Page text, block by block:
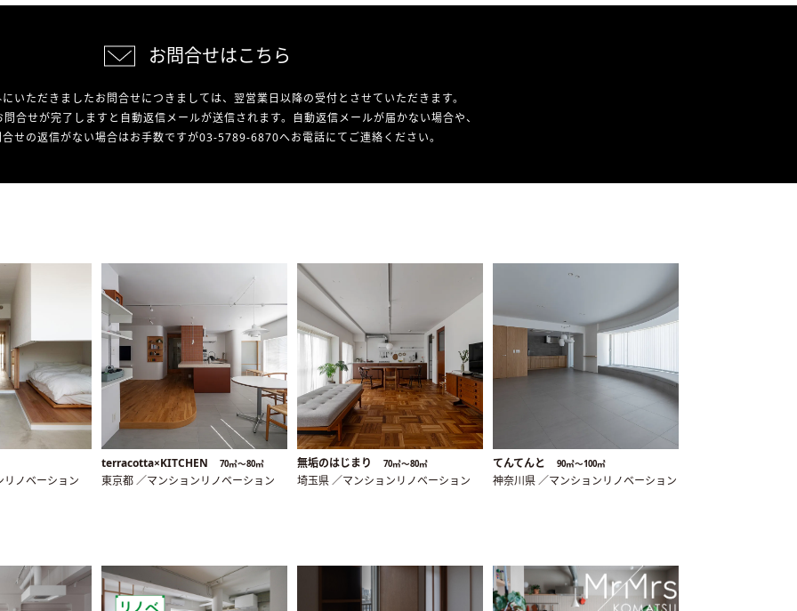
お問合せはこちら
いただきましたお問合せにつきましては、翌営業日以降の受付とさせていただきます。
合せが完了しますと自動返信メールが送信されます。自動返信メールが届かない場合や、
合せの返信がない場合はお手数ですが03-5789-6870へお電話にてご連絡ください。
リノベーション
terracotta×KITCHEN 70㎡〜80㎡
東京都 ／マンションリノベーション
無垢のはじまり 70㎡〜80㎡
埼玉県 ／マンションリノベーション
てんてんと 90㎡〜100㎡
神奈川県 ／マンションリノベーション